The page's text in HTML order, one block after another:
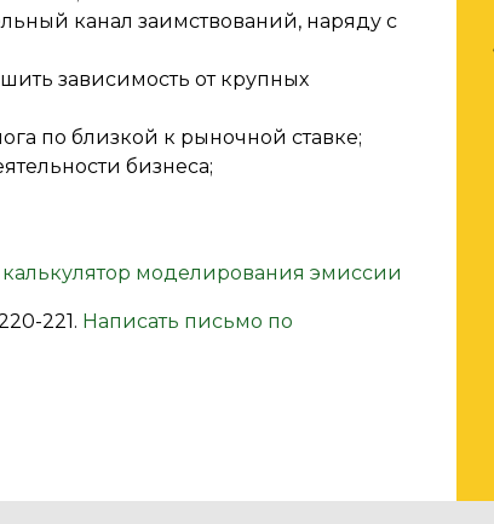
канал заимствований, наряду с
зависимость от крупных
по близкой к рыночной ставке;
бизнеса;
калькулятор моделирования эмиссии
221. Написать письмо по